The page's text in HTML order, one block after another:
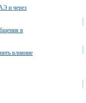
и через
в
влияние